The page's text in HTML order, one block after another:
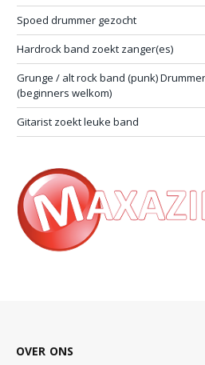
Spoed drummer gezocht
Hardrock band zoekt zanger(es)
Grunge / alt rock band (punk)
(beginners welkom)
Gitarist zoekt leuke band
OVER ONS